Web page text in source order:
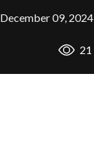
December 09, 2024
21